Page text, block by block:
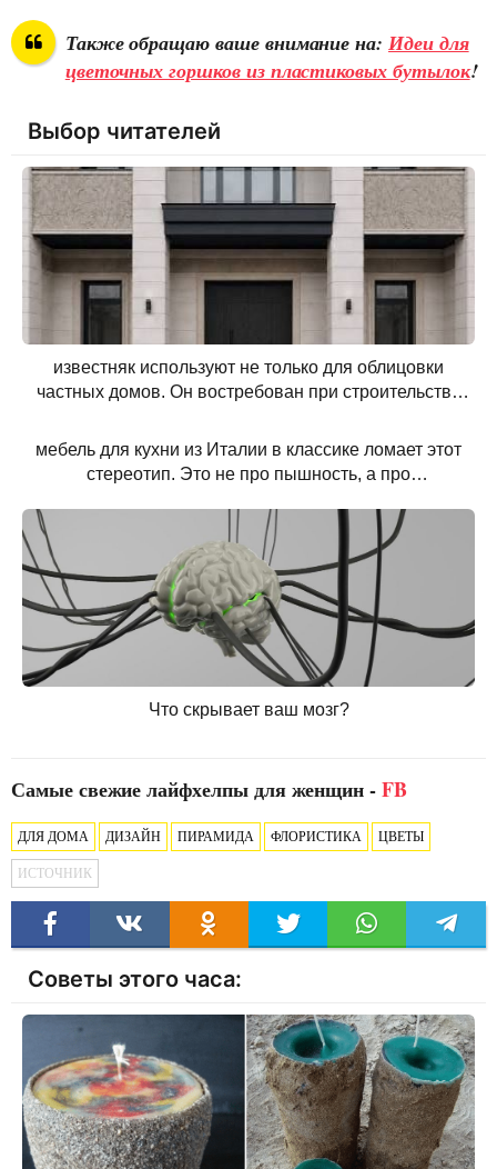
Также обращаю ваше внимание на:Идеи для
цветочных горшков из пластиковых бутылок!
Выбор читателей
известняк используют не только для облицовки
частных домов. Он востребован при строительстве
общественных зданий и объектов современной
архитектуры. С его
мебель для кухни из Италии в классике ломает этот
стереотип. Это не про пышность, а про
этот баланс и делает классику по-настоящему
живой.Кажется, что
Что скрывает ваш мозг?
Самые свежие лайфхелпы для женщин -FB
ДЛЯ ДОМА ДИЗАЙН ПИРАМИДА ФЛОРИСТИКА ЦВЕТЫ
ИСТОЧНИК
Советы этого часа: